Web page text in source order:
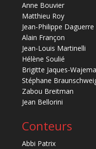
Anne Bouvier
Matthieu Roy
Jean-Philippe Daguerre
Alain Françon
Jean-Louis Martinelli
Hélène Soulié
Brigitte Jaques-
Stéphane
Zabou Breitman
Jean Bellorini
Conteurs
Abbi Patrix